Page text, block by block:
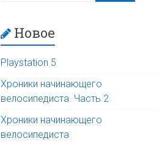
Новое
Playstation 5
Хроники начинающего
велосипедиста. Часть 2
Хроники начинающего
велосипедиста